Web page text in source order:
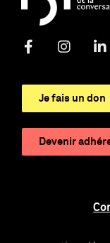
Je fais un don
Devenir